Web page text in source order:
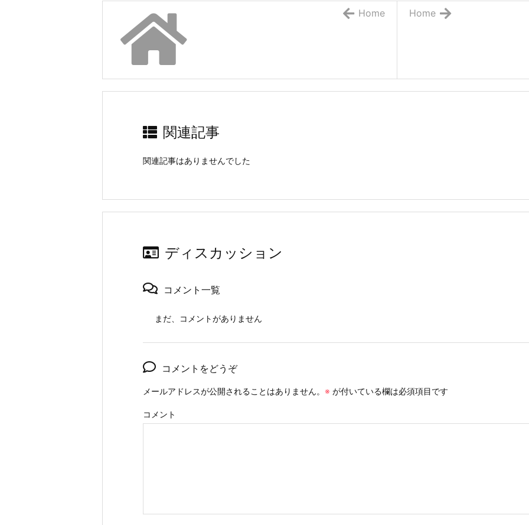
Home
Home
関連記事
関連記事はありませんでした
ディスカッション
コメント一覧
まだ、コメントがありません
コメントをどうぞ
メールアドレスが公開されることはありません。 ※ が付いている欄は必須項目です
コメント